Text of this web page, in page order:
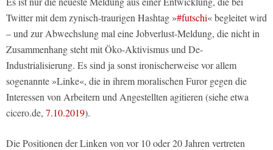
Twitter mit dem zynisch-traurigen Hashtag »#futschi« begleitet wird
– und zur Abwechslung mal eine Jobverlust-Meldung, die nicht in
Zusammenhang steht mit Öko-Aktivismus und De-
Industrialisierung. Es sind ja sonst ironischerweise vor allem
sogenannte »Linke«, die in ihrem moralischen Furor gegen die
Interessen von Arbeitern und Angestellten agitieren (siehe etwa
cicero.de, 7.10.2019).
Die Positionen der Linken von vor 10 oder 20 Jahren vertreten